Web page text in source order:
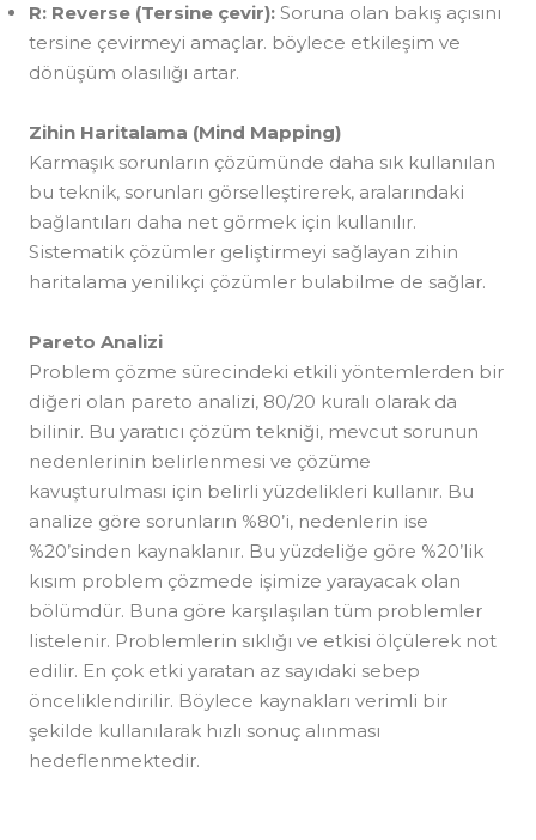
R: Reverse (Tersine çevir): Soruna olan bakış açısını
tersine çevirmeyi amaçlar. böylece etkileşim ve
dönüşüm olasılığı artar.
Zihin Haritalama (Mind Mapping)
Karmaşık sorunların çözümünde daha sık kullanılan
bu teknik, sorunları görselleştirerek, aralarındaki
bağlantıları daha net görmek için kullanılır.
Sistematik çözümler geliştirmeyi sağlayan zihin
haritalama yenilikçi çözümler bulabilme de sağlar.
Pareto Analizi
Problem çözme sürecindeki etkili yöntemlerden bir
diğeri olan pareto analizi, 80/20 kuralı olarak da
bilinir. Bu yaratıcı çözüm tekniği, mevcut sorunun
nedenlerinin belirlenmesi ve çözüme
kavuşturulması için belirli yüzdelikleri kullanır. Bu
analize göre sorunların %80’i, nedenlerin ise
%20’sinden kaynaklanır. Bu yüzdeliğe göre %20’lik
kısım problem çözmede işimize yarayacak olan
bölümdür. Buna göre karşılaşılan tüm problemler
listelenir. Problemlerin sıklığı ve etkisi ölçülerek not
edilir. En çok etki yaratan az sayıdaki sebep
önceliklendirilir. Böylece kaynakları verimli bir
şekilde kullanılarak hızlı sonuç alınması
hedeflenmektedir.